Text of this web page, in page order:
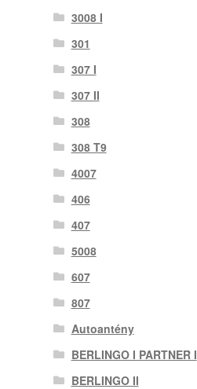
3008 I
301
307 I
307 II
308
308 T9
4007
406
407
5008
607
807
Autoantény
BERLINGO I PARTNER I
BERLINGO II